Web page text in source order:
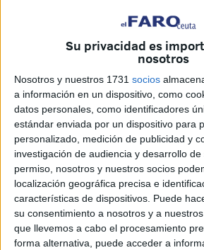
Su privacidad es
nosotros
Nosotros y nuestros 1731 socios
a información en un dispositivo, como
datos personales, como identificadores
estándar enviada por un dispositivo para
personalizado, medición de publicidad y
investigación de audiencia y desarrollo de
permiso, nosotros y nuestros socios
localización geográfica precisa e
características de dispositivos. Puede
su consentimiento a nosotros y a
que llevemos a cabo el procesamiento
forma alternativa, puede acceder a
RelatedPosts
Carta de los vecinos
HACE 34 MINUTOS
Disparos en el
arma blanca
HACE 35 MINUTOS